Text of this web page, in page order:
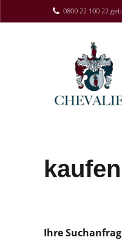
0800 22 100 22
Ihre